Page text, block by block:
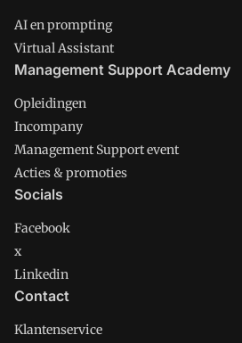
AI en prompting
Virtual Assistant
Management Support Academy
Opleidingen
Incompany
Management Support event
Acties & promoties
Socials
Facebook
x
Linkedin
Contact
Klantenservice